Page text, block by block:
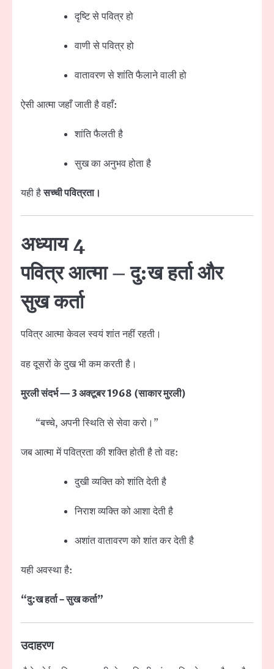
दृष्टि से पवित्र हो
वाणी से पवित्र हो
वातावरण से शांति फैलाने वाली हो
ऐसी आत्मा जहाँ जाती है वहाँ:
शांति फैलती है
सुख का अनुभव होता है
यही हैसच्ची पवित्रता।
अध्याय 4
पवित्र आत्मा – दु:ख हर्ता और
सुख कर्ता
पवित्र आत्मा केवल स्वयं शांत नहीं रहती।
वह दूसरों के दुख भी कम करती है।
मुरली संदर्भ — 3 अक्टूबर 1968 (साकार मुरली)
“बच्चे, अपनी स्थिति से सेवा करो।”
जब आत्मा में पवित्रता की शक्ति होती है तो वह:
दुखी व्यक्ति को शांति देती है
निराश व्यक्ति को आशा देती है
अशांत वातावरण को शांत कर देती है
यही अवस्था है:
“दु:ख हर्ता – सुख कर्ता”
उदाहरण